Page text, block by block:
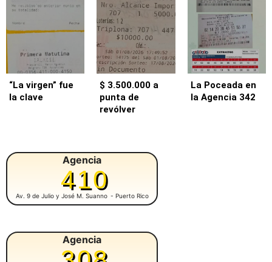
“La virgen” fue
la clave
$ 3.500.000 a
punta de
revólver
La Poceada en
la Agencia 342
Agencia
410
Av. 9 de Julio y José M. Suanno - Puerto Rico
Agencia